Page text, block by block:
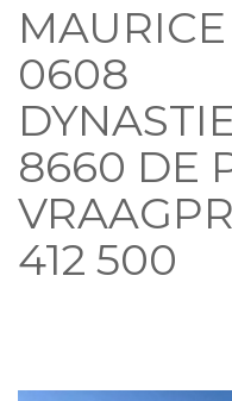
0608
8660 DE
412 500